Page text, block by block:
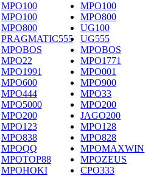
MPO100
MPO100
MPO100
MPO800
MPO800
UG100
PRAGMATIC555
UG555
MPOBOS
MPOBOS
MPO22
MPO1771
MPO1991
MPO001
MPO600
MPO900
MPO444
MPO33
MPO5000
MPO200
MPO200
JAGO200
MPO123
MPO128
MPO838
MPO828
MPOQQ
MPOMAXWIN
MPOTOP88
MPOZEUS
MPOHOKI
CPO333